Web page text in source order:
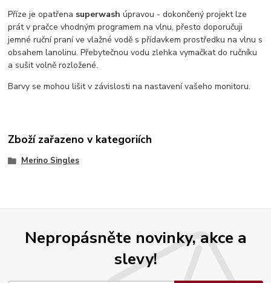
Příze je opatřena superwash úpravou - dokončený projekt lze
prát v pračce vhodným programem na vlnu, přesto doporučuji
jemné ruční praní ve vlažné vodě s přídavkem prostředku na vlnu s
obsahem lanolinu. Přebytečnou vodu zlehka vymačkat do ručníku
a sušit volně rozložené.
Barvy se mohou lišit v závislosti na nastavení vašeho monitoru.
Zboží zařazeno v kategoriích
Merino Singles
Nepropásněte novinky, akce a
slevy!